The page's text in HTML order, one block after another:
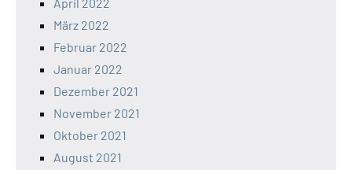
März 2022
Februar 2022
Januar 2022
Dezember 2021
November 2021
Oktober 2021
August 2021